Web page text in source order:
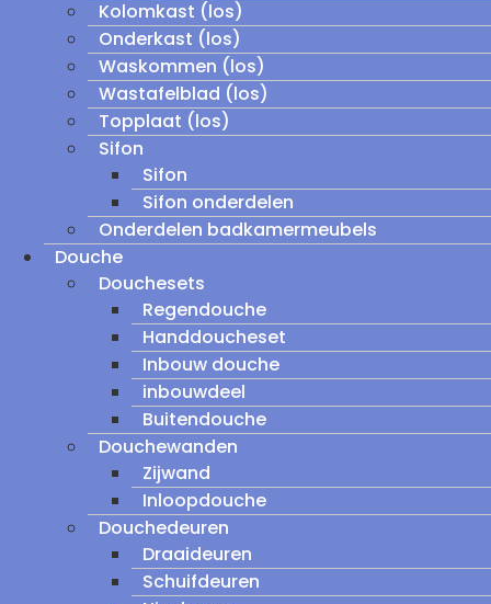
Kolomkast (los)
Onderkast (los)
Waskommen (los)
Wastafelblad (los)
Topplaat (los)
Sifon
Sifon
Sifon onderdelen
Onderdelen badkamermeubels
Douche
Douchesets
Regendouche
Handdoucheset
Inbouw douche
inbouwdeel
Buitendouche
Douchewanden
Zijwand
Inloopdouche
Douchedeuren
Draaideuren
Schuifdeuren